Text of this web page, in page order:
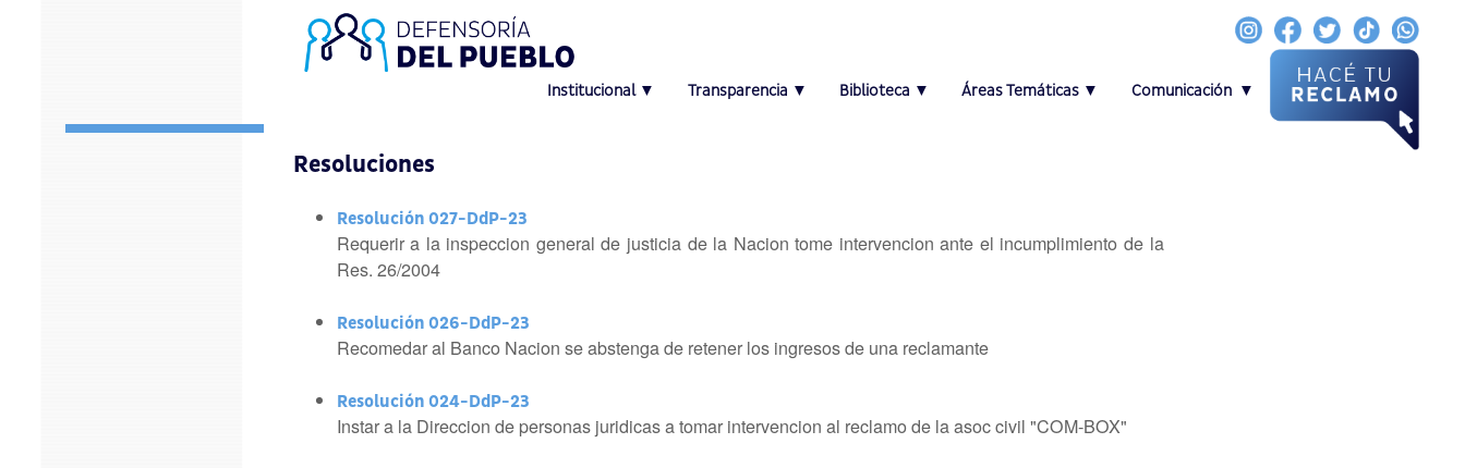
Institucional ▼ Transparencia ▼ Biblioteca ▼ Áreas Temáticas ▼ Comunicación ▼
Resoluciones
Resolución 027-DdP-23
Requerir a la inspeccion general de justicia de la Nacion tome intervencion ante el incumplimiento de la
Res. 26/2004
Resolución 026-DdP-23
Recomedar al Banco Nacion se abstenga de retener los ingresos de una reclamante
Resolución 024-DdP-23
Instar a la Direccion de personas juridicas a tomar intervencion al reclamo de la asoc civil "COM-BOX"